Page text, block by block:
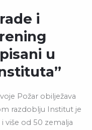
i
u
Požar obilježava
razdoblju Institut je
više od 50 zemalja